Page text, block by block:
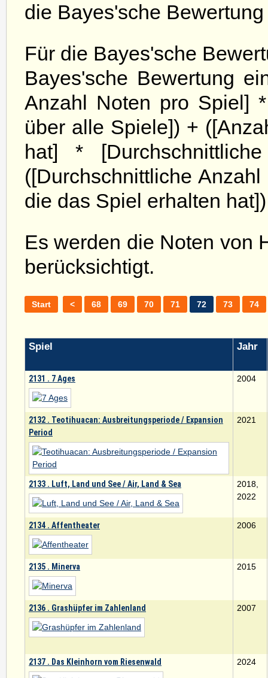
die Bayes'sche
Für die Bayes'sche
Bayes'sche Bewertung
Anzahl Noten pro Spiel]
über alle Spiele]) +
hat] *
([Durchschnittliche
die das Spiel erhalten
Es werden die Noten von
berücksichtigt.
Start < 68 69 70 71 72 73 74
Spiel Jahr
2131 . 7 Ages 2004
2132 . Teotihuacan: Ausbreitungsperiode / Expansion
Period
2021
2133 . Luft, Land und See / Air, Land & Sea
2018,
2022
2134 . Affentheater 2006
2135 . Minerva 2015
2136 . Grashüpfer im Zahlenland 2007
2137 . Das Kleinhorn vom Riesenwald 2024